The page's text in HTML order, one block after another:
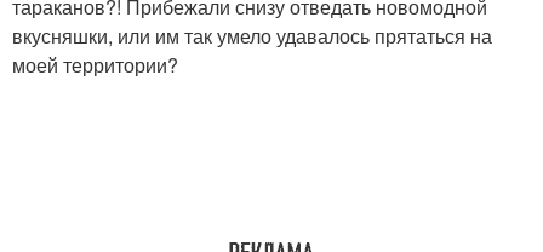
тараканов?! Прибежали снизу отведать новомодной
вкусняшки, или им так умело удавалось прятаться на
моей территории?